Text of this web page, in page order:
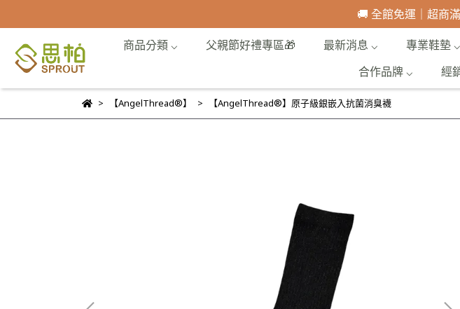
🚚 全館免運｜超商
商品分類 ⌵
父親節好禮專區🎁 最新消息 ⌵ 專業鞋墊 ⌵
合作品牌 ⌵
經
【AngelThread®】 【AngelThread®】原子級銀嵌入抗菌消臭襪